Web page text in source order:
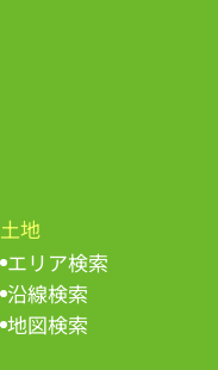
土地
エリア検索
沿線検索
地図検索